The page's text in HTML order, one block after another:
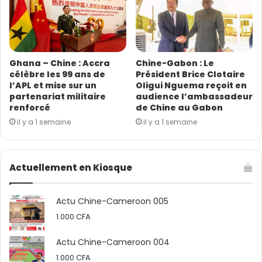
Ghana – Chine : Accra
célèbre les 99 ans de
l’APL et mise sur un
partenariat militaire
renforcé
il y a 1 semaine
Chine-Gabon : Le
Président Brice Clotaire
Oligui Nguema reçoit en
audience l’ambassadeur
de Chine au Gabon
il y a 1 semaine
Actuellement en Kiosque
Actu Chine-Cameroon 005
1.000 CFA
Actu Chine-Cameroon 004
1.000 CFA